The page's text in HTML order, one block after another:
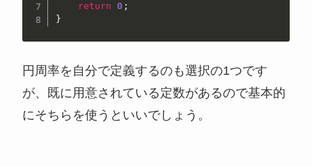
return 0 ;
}
円周率を自分で定義するのも選択の1つです
が、既に用意されている定数があるので基本的
にそちらを使うといいでしょう。